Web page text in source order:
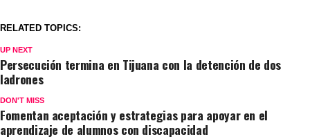
RELATED TOPICS:
UP NEXT
Persecución termina en Tijuana con la detención de dos
ladrones
DON'T MISS
Fomentan aceptación y estrategias para apoyar en el
aprendizaje de alumnos con discapacidad